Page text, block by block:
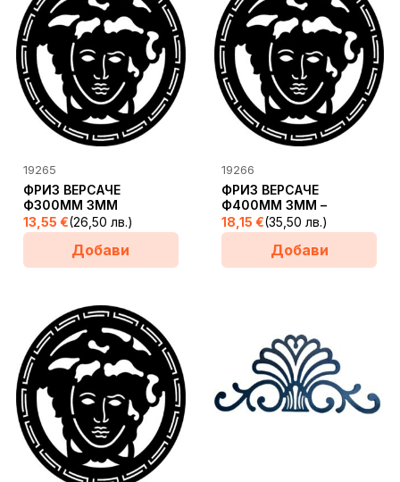
19265
ФРИЗ ВЕРСАЧЕ
Ф300ММ 3ММ
13,55 €(26,50 лв.)
Добави
19266
ФРИЗ ВЕРСАЧЕ
Ф400ММ 3ММ –
18,15 €(35,50 лв.)
Добави